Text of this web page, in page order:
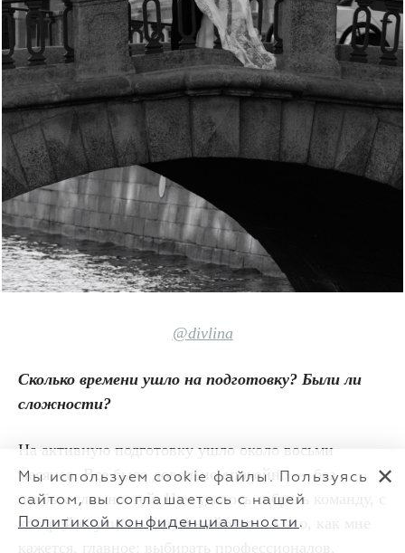
@divlina
Сколько времени ушло на подготовку? Были ли
сложности?
На активную подготовку ушло около восьми
месяцев. Все было довольно спокойно — без
особых сложностей. Нам удалось собрать команду, с
которой случился идеальный мэтч. А это, как мне
Мы используем cookie файлы. Пользуясь
сайтом, вы соглашаетесь с нашей
Политикой конфиденциальности .
✕